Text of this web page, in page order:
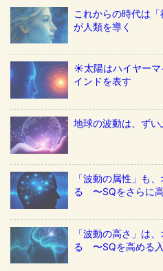
これからの時代は「
が人類を導く
☀️太陽はハイヤーマ
インドを表す
地球の波動は、ず
「波動の属性」も
る 〜SQをさらに
「波動の高さ」は
る 〜SQを高める